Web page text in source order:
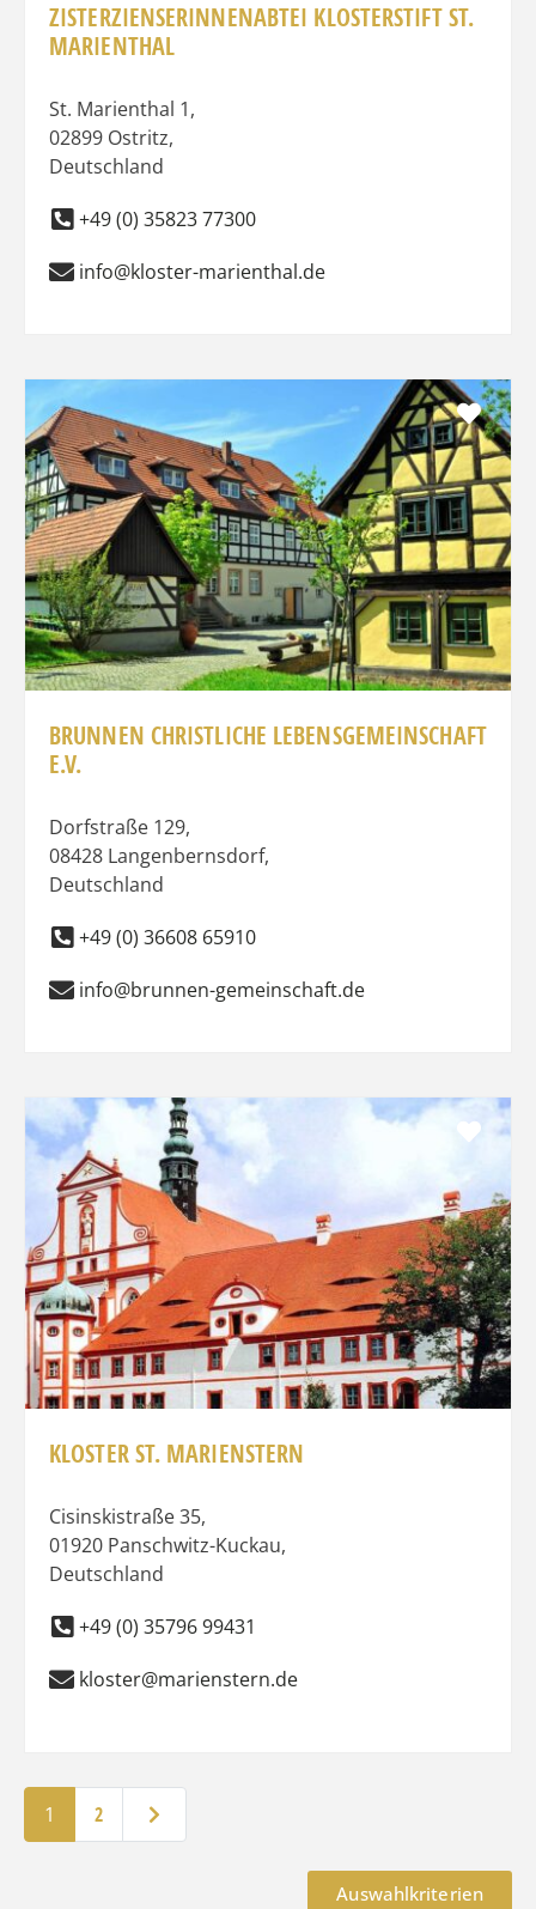
ZISTERZIENSERINNENABTEI KLOSTERSTIFT ST.
MARIENTHAL
St. Marienthal 1,
02899 Ostritz,
Deutschland
+49 (0) 35823 77300
info@kloster-marienthal.de
BRUNNEN CHRISTLICHE LEBENSGEMEINSCHAFT
E.V.
Dorfstraße 129,
08428 Langenbernsdorf,
Deutschland
+49 (0) 36608 65910
info@brunnen-gemeinschaft.de
KLOSTER ST. MARIENSTERN
Cisinskistraße 35,
01920 Panschwitz-Kuckau,
Deutschland
+49 (0) 35796 99431
kloster@marienstern.de
1 2 Ältere Beiträge
Auswahlkriterien